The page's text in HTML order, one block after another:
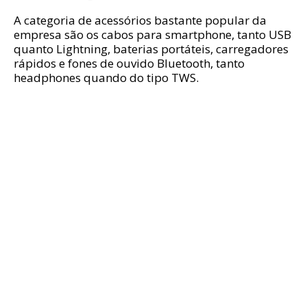
A categoria de acessórios bastante popular da
empresa são os cabos para smartphone, tanto USB
quanto Lightning, baterias portáteis, carregadores
rápidos e fones de ouvido Bluetooth, tanto
headphones quando do tipo TWS.